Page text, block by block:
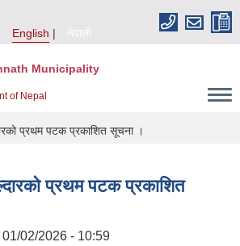
English
नेपाली
Municipality
of Nepal
प्रथम पटक प्रकाशित सूचना ।
प्रथम पटक प्रकाशित
01/02/2026 - 10:59